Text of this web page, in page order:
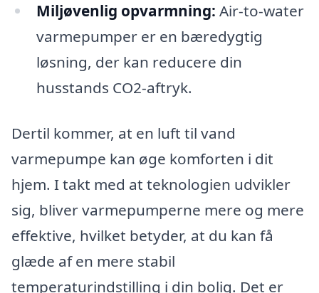
Miljøvenlig opvarmning: Air-to-water
varmepumper er en bæredygtig
løsning, der kan reducere din
husstands CO2-aftryk.
Dertil kommer, at en luft til vand
varmepumpe kan øge komforten i dit
hjem. I takt med at teknologien udvikler
sig, bliver varmepumperne mere og mere
effektive, hvilket betyder, at du kan få
glæde af en mere stabil
temperaturindstilling i din bolig. Det er